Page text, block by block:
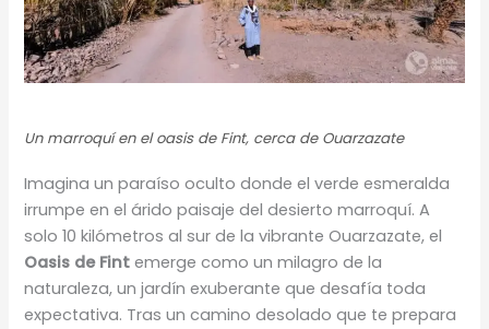
Un marroquí en el oasis de Fint, cerca de Ouarzazate
Imagina un paraíso oculto donde el verde esmeralda
irrumpe en el árido paisaje del desierto marroquí. A
solo 10 kilómetros al sur de la vibrante Ouarzazate, el
Oasis de Fint emerge como un milagro de la
naturaleza, un jardín exuberante que desafía toda
expectativa. Tras un camino desolado que te prepara